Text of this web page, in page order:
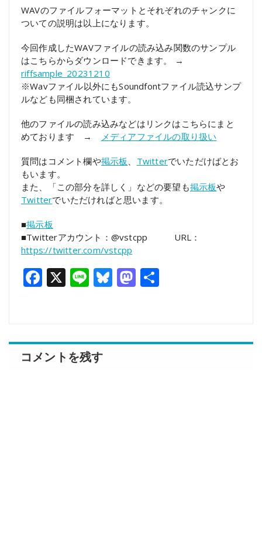
WAVのファイルフォーマットとそれぞれのチャンクに
ついての説明は以上になります。
今回作成したWAVファイルの読み込み関数のサンプル
はこちらからダウンロードできます。 →
riffsample_20231210
※Wavファイル以外にもSoundfontファイル読込サンプ
ルなども同梱されています。
他のファイルの読み込みなどはリンクはこちらにまと
めております →
メディアファイルの取り扱い
質問はコメント欄や掲示板 、 Twitterでいただけばとお
もいます。
また、「この部分を詳しく」などの要望も掲示板や
Twitterでいただければと思います。
■掲示板
■Twitterアカウント：@vstcpp URL：
https://twitter.com/vstcpp
Facebook
X LineBluesky
Mastodon
コメントを残す